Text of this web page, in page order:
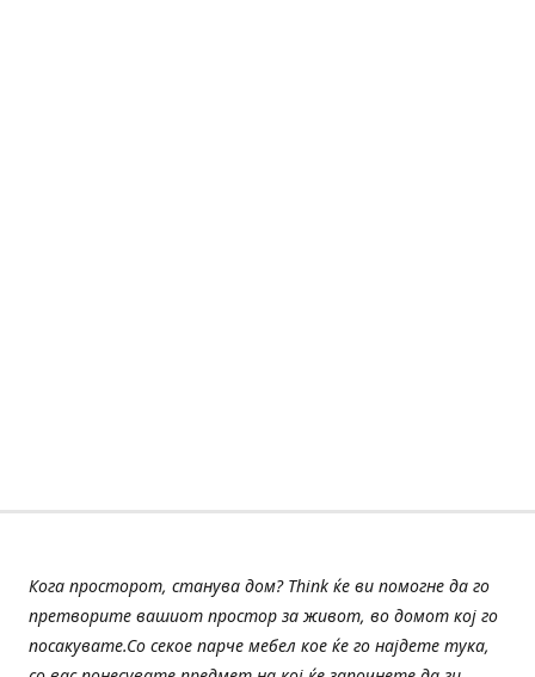
Кога просторот, станува дом? Think ќе ви помогне да го
претворите вашиот простор за живот, во домот кој го
посакувате.Со секое парче мебел кое ќе го најдете тука,